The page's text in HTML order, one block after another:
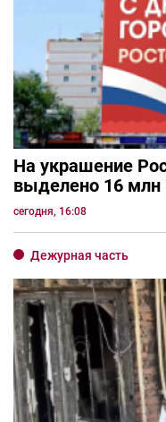
На украшение
выделено 16 млн
сегодня, 16:08
Дежурная часть